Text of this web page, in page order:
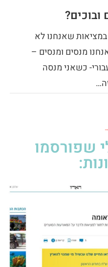
שאנחנו לא
מנסים ומנסים –
כשאני מנסה
שפורסמו